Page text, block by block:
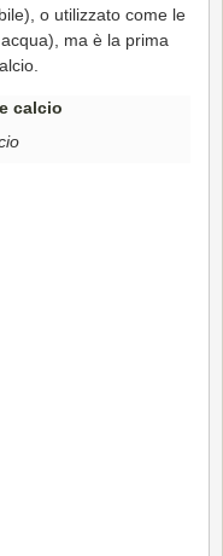
o utilizzato come le
ma è la prima